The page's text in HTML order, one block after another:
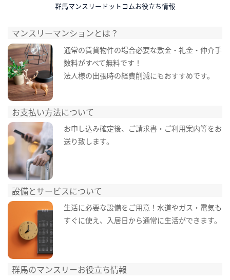
群馬マンスリードットコムお役立ち情報
マンスリーマンションとは？
通常の賃貸物件の場合必要な敷金・礼金・仲介手
数料がすべて無料です！
法人様の出張時の経費削減にもおすすめです。
お支払い方法について
お申し込み確定後、ご請求書・ご利用案内等をお
送り致します。
設備とサービスについて
生活に必要な設備をご用意！水道やガス・電気も
すぐに使え、入居日から通常に生活ができます。
群馬のマンスリーお役立ち情報